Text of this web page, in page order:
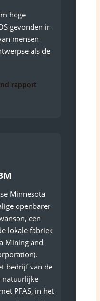
hoge
gevonden in
mensen
als de
rapport
Minnesota
openbarer
een
lokale fabriek
Mining and
­bedrijf van de
natuurlijke
PFAS, in het